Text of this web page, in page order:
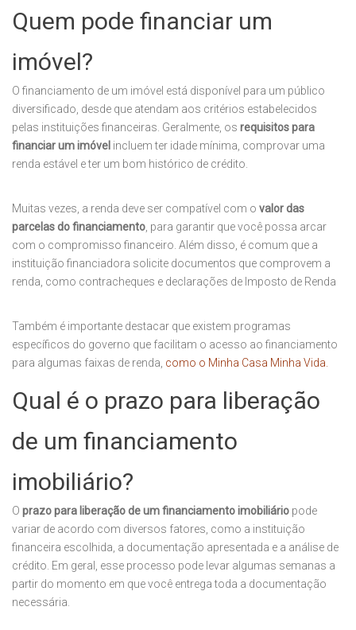
Quem pode financiar um
imóvel?
O financiamento de um imóvel está disponível para um público
diversificado, desde que atendam aos critérios estabelecidos
pelas instituições financeiras. Geralmente, os requisitos para
financiar um imóvel incluem ter idade mínima, comprovar uma
renda estável e ter um bom histórico de crédito.
Muitas vezes, a renda deve ser compatível com o valor das
parcelas do financiamento, para garantir que você possa arcar
com o compromisso financeiro. Além disso, é comum que a
instituição financiadora solicite documentos que comprovem a
renda, como contracheques e declarações de Imposto de Renda
Também é importante destacar que existem programas
específicos do governo que facilitam o acesso ao financiamento
para algumas faixas de renda, como o Minha Casa Minha Vida.
Qual é o prazo para liberação
de um financiamento
imobiliário?
O prazo para liberação de um financiamento imobiliário pode
variar de acordo com diversos fatores, como a instituição
financeira escolhida, a documentação apresentada e a análise de
crédito. Em geral, esse processo pode levar algumas semanas a
partir do momento em que você entrega toda a documentação
necessária.